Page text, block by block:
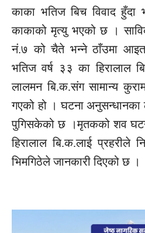
काका भतिज बिच विवाद हुँदा
काकाको मृत्यु भएको छ ।
नं.७ को चैते भन्ने ठाँउमा
भतिज वर्ष ३३ का हिरालाल
लालमन बि.क.संग सामान्य
गएको हो । घटना अनुसन्धानका
पुगिसकेको छ ।मृतकको शव
हिरालाल बि.क.लाई प्रहरीले
भिमगिठेले जानकारी दिएको छ ।